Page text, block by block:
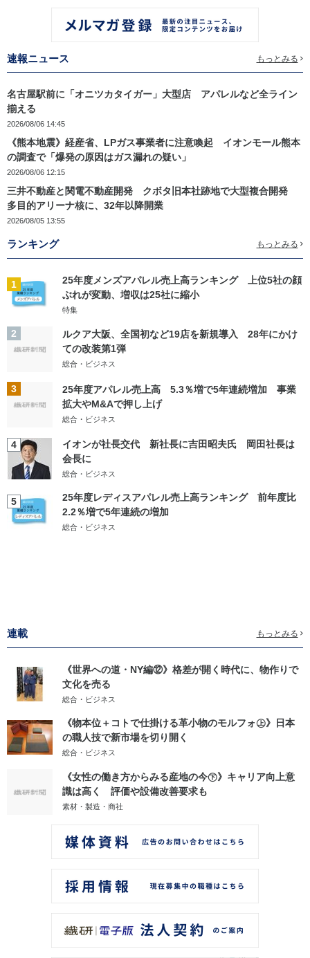
速報ニュース もっとみる
名古屋駅前に「オニツカタイガー」大型店 アパレルなど全ライン
揃える
2026/08/06 14:45
《熊本地震》経産省、LPガス事業者に注意喚起 イオンモール熊本
の調査で「爆発の原因はガス漏れの疑い」
2026/08/06 12:15
三井不動産と関電不動産開発 クボタ旧本社跡地で大型複合開発
多目的アリーナ核に、32年以降開業
2026/08/05 13:55
ランキング もっとみる
1
25年度メンズアパレル売上高ランキング 上位5社の顔
ぶれが変動、増収は25社に縮小
特集
2
ルクア大阪、全国初など19店を新規導入 28年にかけ
ての改装第1弾
総合・ビジネス
3
25年度アパレル売上高 5.3％増で5年連続増加 事業
拡大やM&Aで押し上げ
総合・ビジネス
4
イオンが社長交代 新社長に吉田昭夫氏 岡田社長は
会長に
総合・ビジネス
5
25年度レディスアパレル売上高ランキング 前年度比
2.2％増で5年連続の増加
総合・ビジネス
連載 もっとみる
《世界への道・NY編⑫》格差が開く時代に、物作りで
文化を売る
総合・ビジネス
《物本位＋コトで仕掛ける革小物のモルフォ㊤》日本
の職人技で新市場を切り開く
総合・ビジネス
《女性の働き方からみる産地の今㊦》キャリア向上意
識は高く 評価や設備改善要求も
素材・製造・商社